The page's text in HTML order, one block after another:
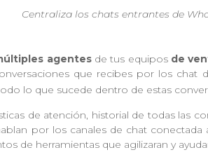
Centraliza los chats entrantes de
agentesde tus equipos de
que recibes por los chat
lo que sucede dentro de estas
de atención, historial de todas las
por los canales de chat
de herramientas que agilizaran y